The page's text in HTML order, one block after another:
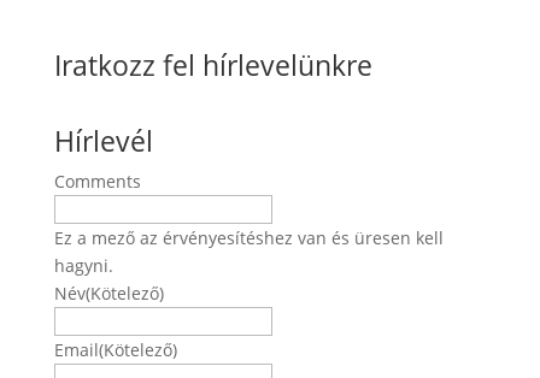
Iratkozz fel hírlevelünkre
Hírlevél
Comments
Ez a mező az érvényesítéshez van és üresen kell
hagyni.
Név(Kötelező)
Email(Kötelező)